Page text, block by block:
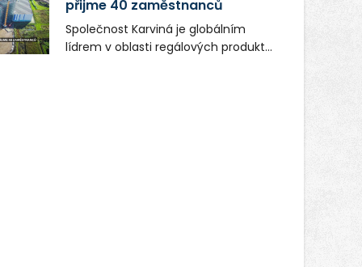
atmosféra se stala přirozenou součástí
boxerského šampiona Hoffa (Milan Ondrík),
vrací do světa vrcholových zápasů, tentokrát v
přijme 40 zaměstnanců
Společnost Karviná je globálním
lídrem v oblasti regálových produktů